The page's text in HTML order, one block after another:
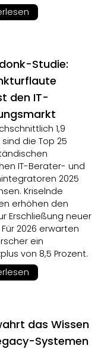
Studie:
den IT-
1,9
sind die Top 25
IT-Berater- und
2025
Kriselnde
erhöhen den
Erschließung neuer
2026 erwarten
ein
von 8,5 Prozent.
das Wissen
Systemen